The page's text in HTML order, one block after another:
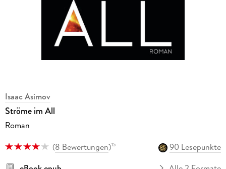
Isaac Asimov
Ströme im All
Roman
(8 Bewertungen)15
90 Lesepunkte